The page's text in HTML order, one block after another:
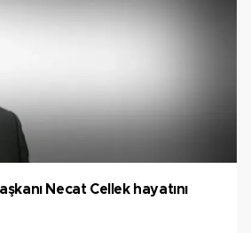
Necat Cellek hayatını